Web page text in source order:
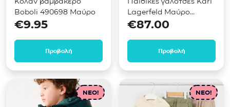
Boboli 490698 Μαύρο
€9.95
Προβολή
Lagerfeld Μαύρο
Z31406
€87.00
Προβολή
NEO! NEO!